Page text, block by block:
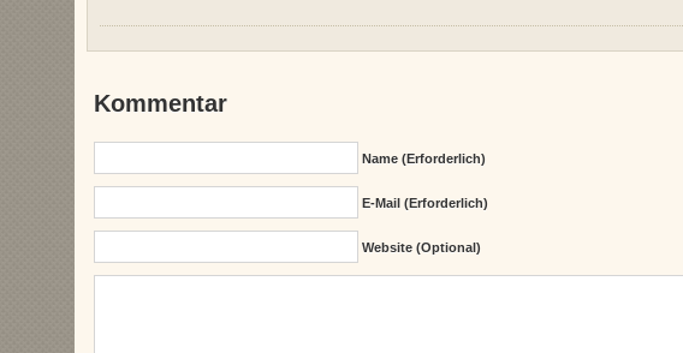
Kommentar
Name (erforderlich)
E-Mail (erforderlich)
Website (Optional)